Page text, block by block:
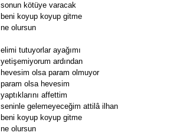
sonun kötüye varacak
beni koyup koyup gitme
ne olursun
elimi tutuyorlar ayağımı
yetişemiyorum ardından
hevesim olsa param olmuyor
param olsa hevesim
yaptıklarını affettim
seninle gelemeyeceğim attilâ ilhan
beni koyup koyup gitme
ne olursun